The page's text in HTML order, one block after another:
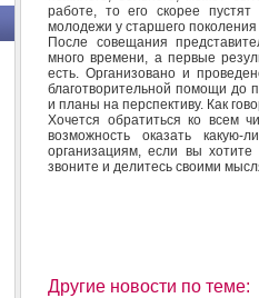
работе, то его скорее
молодежи у старшего поколения
После совещания
много времени, а первые
есть. Организовано и
благотворительной помощи до
и планы на перспективу. Как
Хочется обратиться ко всем
возможность оказать
организациям, если вы
звоните и делитесь своими
Другие новости по теме: